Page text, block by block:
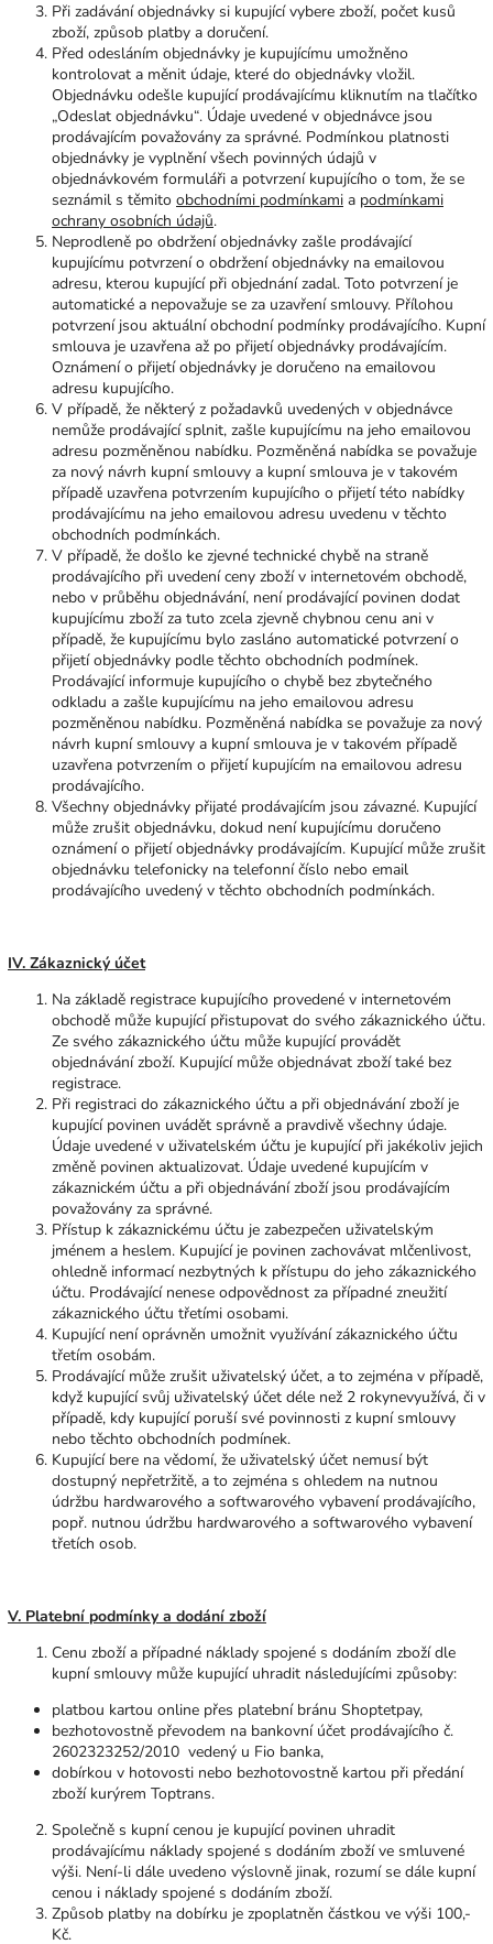
Při zadávání objednávky si kupující vybere zboží, počet kusů
zboží, způsob platby a doručení.
Před odesláním objednávky je kupujícímu umožněno
kontrolovat a měnit údaje, které do objednávky vložil.
Objednávku odešle kupující prodávajícímu kliknutím na tlačítko
„Odeslat objednávku“. Údaje uvedené v objednávce jsou
prodávajícím považovány za správné. Podmínkou platnosti
objednávky je vyplnění všech povinných údajů v
objednávkovém formuláři a potvrzení kupujícího o tom, že se
seznámil s těmito obchodními podmínkami a podmínkami
ochrany osobních údajů.
Neprodleně po obdržení objednávky zašle prodávající
kupujícímu potvrzení o obdržení objednávky na emailovou
adresu, kterou kupující při objednání zadal. Toto potvrzení je
automatické a nepovažuje se za uzavření smlouvy. Přílohou
potvrzení jsou aktuální obchodní podmínky prodávajícího. Kupní
smlouva je uzavřena až po přijetí objednávky prodávajícím.
Oznámení o přijetí objednávky je doručeno na emailovou
adresu kupujícího.
V případě, že některý z požadavků uvedených v objednávce
nemůže prodávající splnit, zašle kupujícímu na jeho emailovou
adresu pozměněnou nabídku. Pozměněná nabídka se považuje
za nový návrh kupní smlouvy a kupní smlouva je v takovém
případě uzavřena potvrzením kupujícího o přijetí této nabídky
prodávajícímu na jeho emailovou adresu uvedenu v těchto
obchodních podmínkách.
V případě, že došlo ke zjevné technické chybě na straně
prodávajícího při uvedení ceny zboží v internetovém obchodě,
nebo v průběhu objednávání, není prodávající povinen dodat
kupujícímu zboží za tuto zcela zjevně chybnou cenu ani v
případě, že kupujícímu bylo zasláno automatické potvrzení o
přijetí objednávky podle těchto obchodních podmínek.
Prodávající informuje kupujícího o chybě bez zbytečného
odkladu a zašle kupujícímu na jeho emailovou adresu
pozměněnou nabídku. Pozměněná nabídka se považuje za nový
návrh kupní smlouvy a kupní smlouva je v takovém případě
uzavřena potvrzením o přijetí kupujícím na emailovou adresu
prodávajícího.
Všechny objednávky přijaté prodávajícím jsou závazné. Kupující
může zrušit objednávku, dokud není kupujícímu doručeno
oznámení o přijetí objednávky prodávajícím. Kupující může zrušit
objednávku telefonicky na telefonní číslo nebo email
prodávajícího uvedený v těchto obchodních podmínkách.
IV. Zákaznický účet
Na základě registrace kupujícího provedené v internetovém
obchodě může kupující přistupovat do svého zákaznického účtu.
Ze svého zákaznického účtu může kupující provádět
objednávání zboží. Kupující může objednávat zboží také bez
registrace.
Při registraci do zákaznického účtu a při objednávání zboží je
kupující povinen uvádět správně a pravdivě všechny údaje.
Údaje uvedené v uživatelském účtu je kupující při jakékoliv jejich
změně povinen aktualizovat. Údaje uvedené kupujícím v
zákaznickém účtu a při objednávání zboží jsou prodávajícím
považovány za správné.
Přístup k zákaznickému účtu je zabezpečen uživatelským
jménem a heslem. Kupující je povinen zachovávat mlčenlivost,
ohledně informací nezbytných k přístupu do jeho zákaznického
účtu. Prodávající nenese odpovědnost za případné zneužití
zákaznického účtu třetími osobami.
Kupující není oprávněn umožnit využívání zákaznického účtu
třetím osobám.
Prodávající může zrušit uživatelský účet, a to zejména v případě,
když kupující svůj uživatelský účet déle než 2 rokynevyužívá, či v
případě, kdy kupující poruší své povinnosti z kupní smlouvy
nebo těchto obchodních podmínek.
Kupující bere na vědomí, že uživatelský účet nemusí být
dostupný nepřetržitě, a to zejména s ohledem na nutnou
údržbu hardwarového a softwarového vybavení prodávajícího,
popř. nutnou údržbu hardwarového a softwarového vybavení
třetích osob.
V. Platební podmínky a dodání zboží
Cenu zboží a případné náklady spojené s dodáním zboží dle
kupní smlouvy může kupující uhradit následujícími způsoby:
platbou kartou online přes platební bránu Shoptetpay,
bezhotovostně převodem na bankovní účet prodávajícího č.
2602323252/2010 vedený u Fio banka,
dobírkou v hotovosti nebo bezhotovostně kartou při předání
zboží kurýrem Toptrans.
Společně s kupní cenou je kupující povinen uhradit
prodávajícímu náklady spojené s dodáním zboží ve smluvené
výši. Není-li dále uvedeno výslovně jinak, rozumí se dále kupní
cenou i náklady spojené s dodáním zboží.
Způsob platby na dobírku je zpoplatněn částkou ve výši 100,-
Kč.